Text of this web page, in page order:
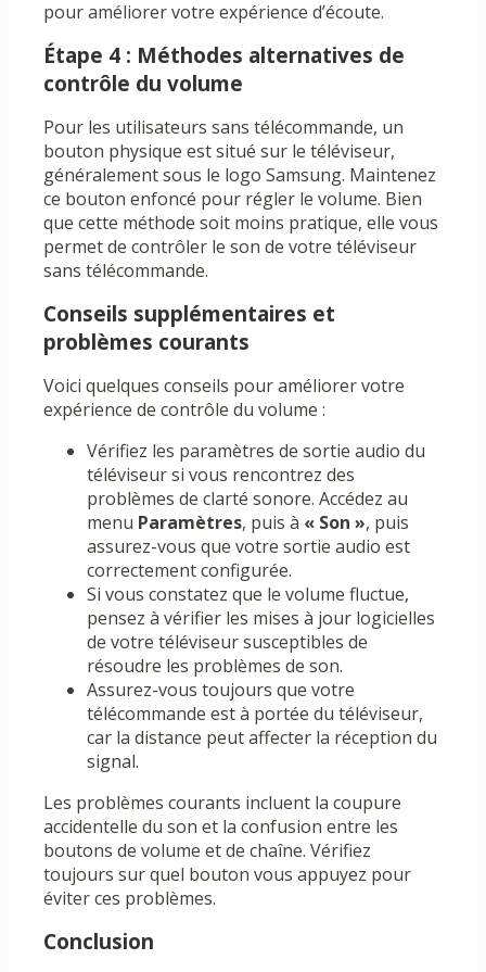
pour améliorer votre expérience d’écoute.
Étape 4 : Méthodes alternatives de
contrôle du volume
Pour les utilisateurs sans télécommande, un
bouton physique est situé sur le téléviseur,
généralement sous le logo Samsung. Maintenez
ce bouton enfoncé pour régler le volume. Bien
que cette méthode soit moins pratique, elle vous
permet de contrôler le son de votre téléviseur
sans télécommande.
Conseils supplémentaires et
problèmes courants
Voici quelques conseils pour améliorer votre
expérience de contrôle du volume :
Vérifiez les paramètres de sortie audio du
téléviseur si vous rencontrez des
problèmes de clarté sonore. Accédez au
menu Paramètres, puis à « Son », puis
assurez-vous que votre sortie audio est
correctement configurée.
Si vous constatez que le volume fluctue,
pensez à vérifier les mises à jour logicielles
de votre téléviseur susceptibles de
résoudre les problèmes de son.
Assurez-vous toujours que votre
télécommande est à portée du téléviseur,
car la distance peut affecter la réception du
signal.
Les problèmes courants incluent la coupure
accidentelle du son et la confusion entre les
boutons de volume et de chaîne. Vérifiez
toujours sur quel bouton vous appuyez pour
éviter ces problèmes.
Conclusion